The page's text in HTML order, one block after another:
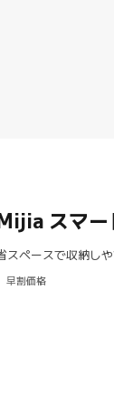
Mijia スマ
スペースで収納し
早割価格